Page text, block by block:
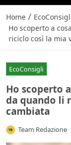
Home /
Ho scoperto a
riciclo così la mia
EcoConsigli
Ho scoperto
da quando li
cambiata
Team Redazione